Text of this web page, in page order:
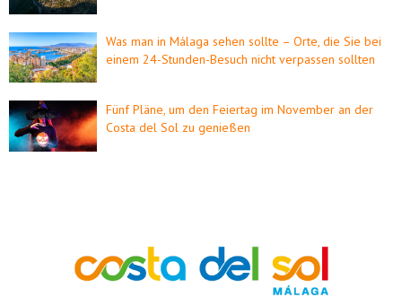
Was man in Málaga sehen sollte – Orte, die Sie bei
einem 24-Stunden-Besuch nicht verpassen sollten
Fünf Pläne, um den Feiertag im November an der
Costa del Sol zu genießen